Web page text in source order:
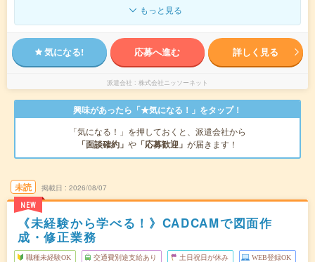
もっと見る
気になる! 応募へ進む 詳しく見る
派遣会社 株式会社ニッソーネット
興味があったら「★気になる！」をタップ！
「気になる！」を押しておくと、派遣会社から
「面談確約」 や 「応募歓迎」 が届きます！
未読
NEW
掲載日 2026/08/07
《未経験から学べる！》CADCAMで図面作
成・修正業務
職種未経験OK 交通費別途支給あり 土日祝日が休み WEB登録OK